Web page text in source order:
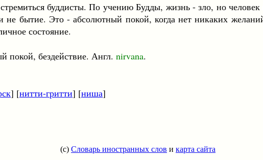
буддисты. По учению Будды, жизнь - зло, но человек
не бытие. Это - абсолютный покой, когда нет никаких
состояние.
покой, бездействие. Англ. nirvana.
] [нитти-гритти] [ниша]
(c) Словарь иностранных слов и карта сайта